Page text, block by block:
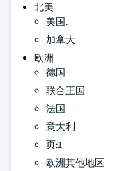
北美
美国.
加拿大
欧洲
德国
联合王国
法国
意大利
页:1
欧洲其他地区